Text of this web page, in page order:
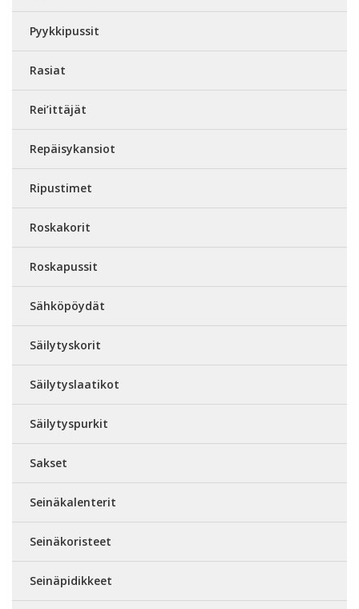
Pyykkipussit
Rasiat
Rei’ittäjät
Repäisykansiot
Ripustimet
Roskakorit
Roskapussit
Sähköpöydät
Säilytyskorit
Säilytyslaatikot
Säilytyspurkit
Sakset
Seinäkalenterit
Seinäkoristeet
Seinäpidikkeet